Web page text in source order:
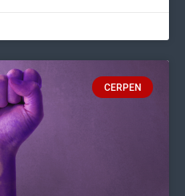
CERPEN